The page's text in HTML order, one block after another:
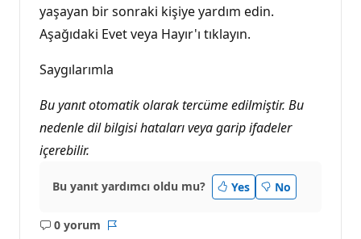
yaşayan bir sonraki kişiye yardım edin.
Aşağıdaki Evet veya Hayır'ı tıklayın.
Saygılarımla
Bu yanıt otomatik olarak tercüme edilmiştir. Bu
nedenle dil bilgisi hataları veya garip ifadeler
içerebilir.
Bu yanıt yardımcı oldu mu? Yes No
0 yorum
Açıklama